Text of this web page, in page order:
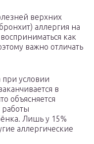
верхних
аллергия на
как
важно отличать
условии
в
объясняется
работы
Лишь у 15%
аллергические